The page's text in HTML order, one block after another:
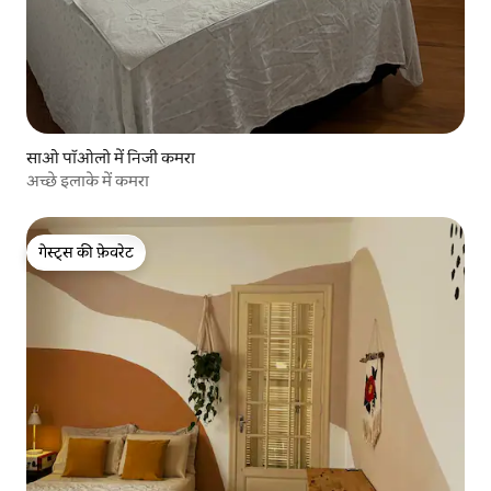
साओ पॉओलो में निजी कमरा
अच्छे इलाके में कमरा
गेस्ट्स की फ़ेवरेट
गेस्ट्स की फ़ेवरेट